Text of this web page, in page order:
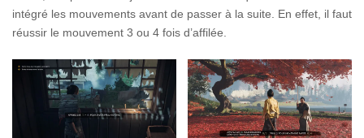
intégré les mouvements avant de passer à la suite. En effet, il faut
réussir le mouvement 3 ou 4 fois d’affilée.